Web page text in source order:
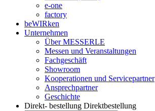
e-one
factory
beWIRken
Unternehmen
Über MESSERLE
Messen und Veranstaltungen
Fachgeschäft
Showroom
Kooperationen und Servicepartner
Ansprechpartner
Geschichte
Direkt- bestellung Direktbestellung